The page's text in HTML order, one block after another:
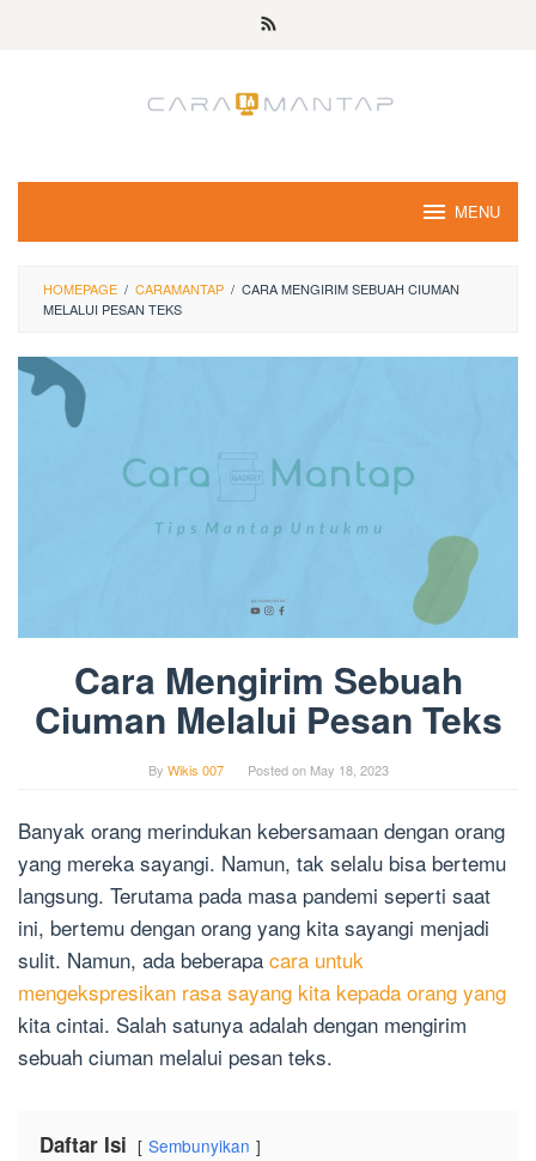
MENU
HOMEPAGE / CARAMANTAP / CARA MENGIRIM SEBUAH CIUMAN
MELALUI PESAN TEKS
Cara Mengirim Sebuah
Ciuman Melalui Pesan Teks
By Wikis 007 Posted on May 18, 2023
Banyak orang merindukan kebersamaan dengan orang
yang mereka sayangi. Namun, tak selalu bisa bertemu
langsung. Terutama pada masa pandemi seperti saat
ini, bertemu dengan orang yang kita sayangi menjadi
sulit. Namun, ada beberapa cara untuk
mengekspresikan rasa sayang kita kepada orang yang
kita cintai. Salah satunya adalah dengan mengirim
sebuah ciuman melalui pesan teks.
Daftar Isi Sembunyikan